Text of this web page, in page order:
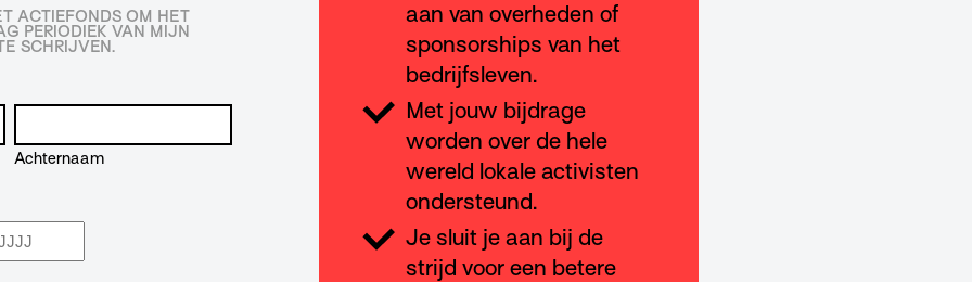
ACTIEFONDS OM HET
PERIODIEK VAN MIJN
SCHRIJVEN.
Achternaam
aan van overheden of
sponsorships van het
bedrijfsleven.
Met jouw bijdrage
worden over de hele
wereld lokale activisten
ondersteund.
Je sluit je aan bij de
strijd voor een betere